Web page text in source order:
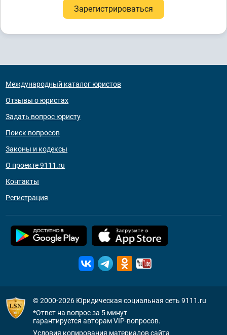
Зарегистрироваться
Международный каталог юристов
Отзывы о юристах
Задать вопрос юристу
Поиск вопросов
Законы и кодексы
О проекте 9111.ru
Контакты
Регистрация
© 2000-2026 Юридическая социальная сеть 9111.ru
*Ответ на вопрос за 5 минут
гарантируется авторам VIP-вопросов.
Условия копирования материалов сайта